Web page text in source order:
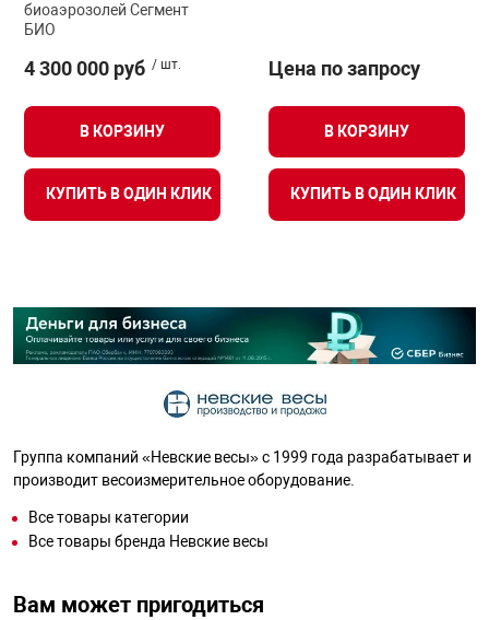
биоаэрозолей Сегмент
БИО
4 300 000 руб / шт.
В КОРЗИНУ
КУПИТЬ В ОДИН КЛИК
Цена по запросу
В КОРЗИНУ
КУПИТЬ В ОДИН КЛИК
Группа компаний «Невские весы» с 1999 года разрабатывает и
производит весоизмерительное оборудование.
Все товары категории
Все товары бренда Невские весы
Вам может пригодиться